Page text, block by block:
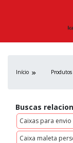
Início Produtos
Buscas
Caixas para
Caixa maleta